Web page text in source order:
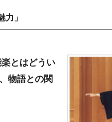
」
とはどうい
物語との関